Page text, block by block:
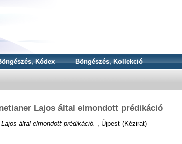
Kódex Böngészés, Kollekció
Lajos által elmondott prédikáció
által elmondott prédikáció. , Újpest (Kézirat)